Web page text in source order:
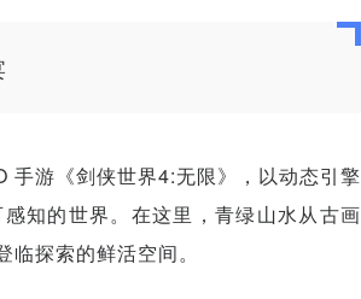
手游《剑侠世界4:无限》，以动态引擎
知的世界。在这里，青绿山水从古画
探索的鲜活空间。